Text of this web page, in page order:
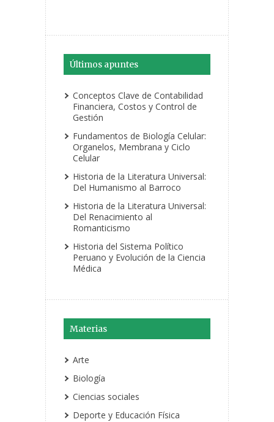
Últimos apuntes
Conceptos Clave de Contabilidad
Financiera, Costos y Control de
Gestión
Fundamentos de Biología Celular:
Organelos, Membrana y Ciclo
Celular
Historia de la Literatura Universal:
Del Humanismo al Barroco
Historia de la Literatura Universal:
Del Renacimiento al
Romanticismo
Historia del Sistema Político
Peruano y Evolución de la Ciencia
Médica
Materias
Arte
Biología
Ciencias sociales
Deporte y Educación Física